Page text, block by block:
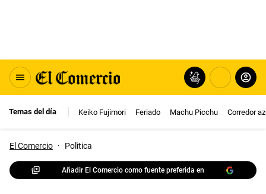
Temas del día Keiko Fujimori Feriado Machu Picchu Corredor
El Comercio · Politica
Añadir El Comercio como fuente preferida en